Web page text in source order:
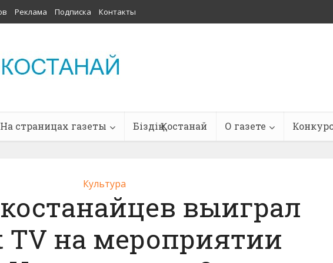
Реклама Подписка Контакты
На страницах газеты Біздің Қостанай О газете
Культура
выиграл
TV на мероприятии